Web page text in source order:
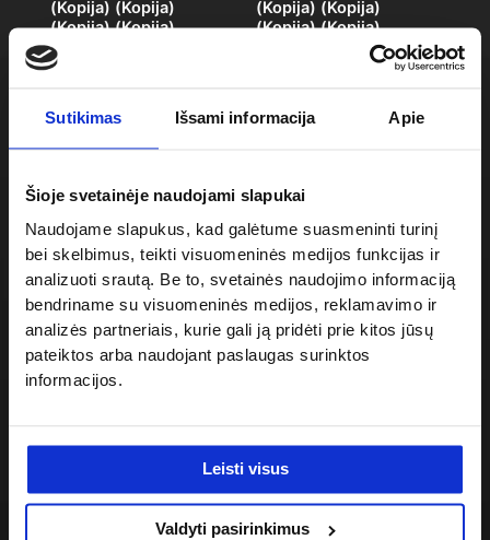
Sutikimas Išsami informacija Apie
Šioje svetainėje naudojami slapukai
Naudojame slapukus, kad galėtume suasmeninti turinį
bei skelbimus, teikti visuomeninės medijos funkcijas ir
analizuoti srautą. Be to, svetainės naudojimo informaciją
bendriname su visuomeninės medijos, reklamavimo ir
analizės partneriais, kurie gali ją pridėti prie kitos jūsų
pateiktos arba naudojant paslaugas surinktos
informacijos.
Leisti visus
Valdyti pasirinkimus
(Kopija) (Kopija)
(Kopija) (Kopija)
(Kopija) (Kopija)
(Kopija) (Kopija)
(Kopija) (Kopija)
(Kopija) (Kopija)
CBD15/18J/20J-Li3
(Kopija) (Kopija)
(Kopija) (Kopija)
(Kopija) (Kopija)
(Kopija) (Kopija)
(Kopija) (Kopija)
CBD15/18J/20J-Li3
(Kopija) (Kopija)
(Kopija) (Kopija)
(Kopija) (Kopija)
(Kopija) (Kopija)
(Kopija) (Kopija)